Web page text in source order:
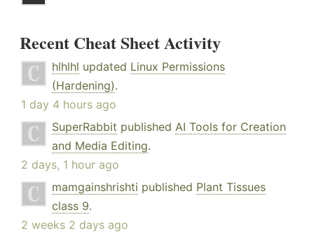
Recent Cheat Sheet Activity
hlhlhl updated Linux Permissions
(Hardening).
1 day 4 hours ago
SuperRabbit published AI Tools for Creation
and Media Editing.
2 days, 1 hour ago
mamgainshrishti published Plant Tissues
class 9.
2 weeks 2 days ago